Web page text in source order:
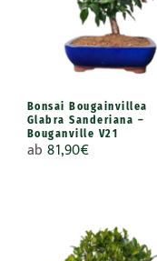
Bonsai Bougainvillea
Glabra Sanderiana –
Bouganville V21
ab81,90€